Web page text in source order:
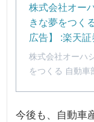
株式会社オー
きな夢をつく
広告】 :楽天証
株式会社オーハ
をつくる 自動車
今後も、自動車